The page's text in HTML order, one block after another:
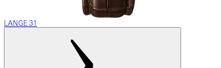
LANGE 31